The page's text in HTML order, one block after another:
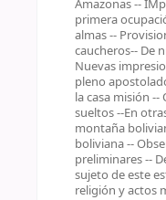
Amazonas --
primera
almas --
caucheros-- De
Nuevas
pleno
la casa misión --
sueltos --En
montaña
boliviana --
preliminares --
sujeto de este
religión y actos